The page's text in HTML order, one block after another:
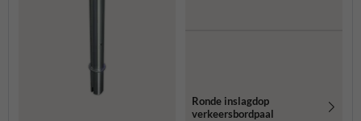
Ronde inslagdop
verkeersbordpaal